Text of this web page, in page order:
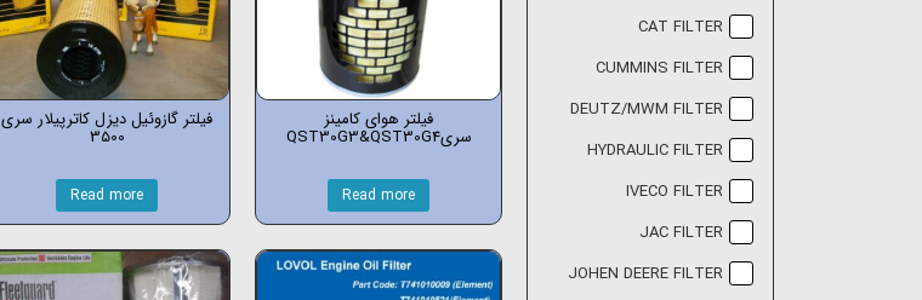
CAT FILTER
CUMMINS FILTER
DEUTZ/MWM FILTER
HYDRAULIC FILTER
IVECO FILTER
JAC FILTER
JOHEN DEERE FILTER
فیلتر هوای کامینز
سریQST30G3&QST30G4
Read more
فیلتر گازوئیل دیزل کاترپیلار سری
3500
Read more